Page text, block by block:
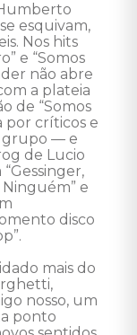
esquivam,
Nos hits
e “Somos
não abre
a plateia
de “Somos
por críticos e
grupo — e
de Lucio
Ninguém” e
disco
mais do
nosso, um
ponto